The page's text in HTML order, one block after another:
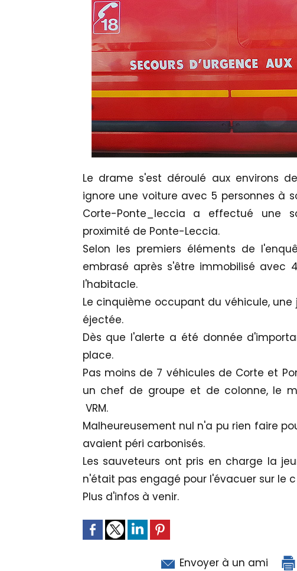
Le drame s'est déroulé aux environs
ignore une voiture avec 5 personnes à
Corte-Ponte_leccia a effectué une
proximité de Ponte-Leccia.
Selon les premiers éléments de
embrasé après s'être immobilisé avec
l'habitacle.
Le cinquième occupant du véhicule,
éjectée.
Dès que l'alerte a été donnée
place.
Pas moins de 7 véhicules de Corte et
un chef de groupe et de colonne, le
VRM.
Malheureusement nul n'a pu rien faire
avaient péri carbonisés.
Les sauveteurs ont pris en charge la
n'était pas engagé pour l'évacuer sur le
Plus d'infos à venir.
Envoyer à un ami